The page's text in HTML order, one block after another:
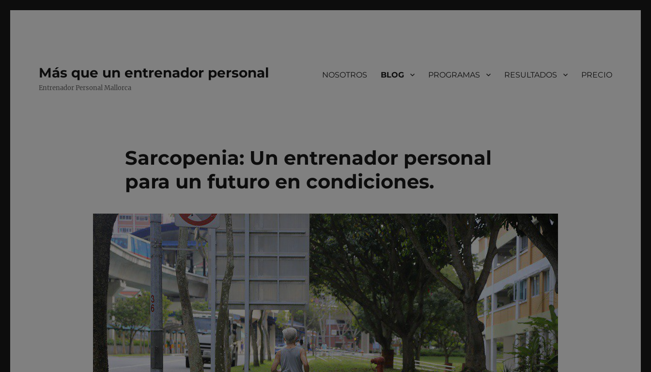
Más que un entrenador personal
Entrenador Personal Mallorca
NOSOTROS BLOG PROGRAMAS RESULTADOS PRECIO
Sarcopenia: Un entrenador personal
para un futuro en condiciones.